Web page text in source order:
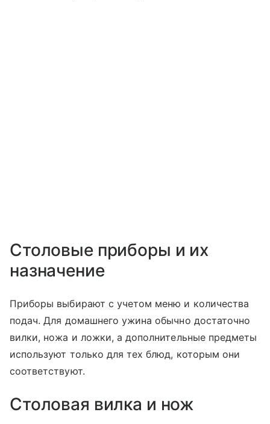
Столовые приборы и их
назначение
Приборы выбирают с учетом меню и количества
подач. Для домашнего ужина обычно достаточно
вилки, ножа и ложки, а дополнительные предметы
используют только для тех блюд, которым они
соответствуют.
Столовая вилка и нож